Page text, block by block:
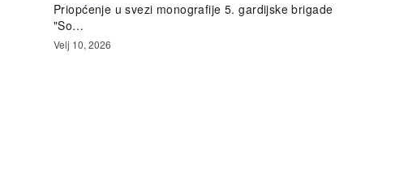
Priopćenje u svezi monografije 5. gardijske brigade
"So…
Velj 10, 2026